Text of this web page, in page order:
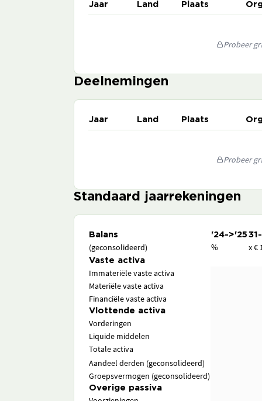
Jaar Land Plaats
Probeer
Deelnemingen
Jaar Land Plaats
Probeer
Standaard jaarrekeningen
Balans '24->'25
(geconsolideerd) % x €
Vaste activa
Immateriële vaste activa
Materiële vaste activa
Financiële vaste activa
Vlottende activa
Vorderingen
Liquide middelen
Totale activa
Aandeel derden (geconsolideerd)
Groepsvermogen (geconsolideerd)
Overige passiva